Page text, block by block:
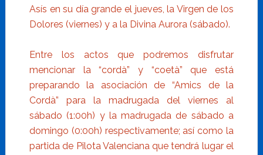
Asís en su día grande el jueves, la Virgen de los
Dolores (viernes) y a la Divina Aurora (sábado).
Entre los actos que podremos disfrutar
mencionar la “cordà” y “coetà” que está
preparando la asociación de “Amics de la
Cordà” para la madrugada del viernes al
sábado (1:00h) y la madrugada de sábado a
domingo (0:00h) respectivamente; así como la
partida de Pilota Valenciana que tendrá lugar el